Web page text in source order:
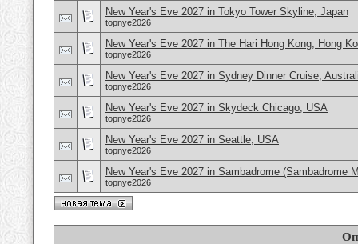
New Year's Eve 2027 in Tokyo Tower Skyline, Japan
topnye2026
New Year's Eve 2027 in The Hari Hong Kong, Hong
topnye2026
New Year's Eve 2027 in Sydney Dinner Cruise,
topnye2026
New Year's Eve 2027 in Skydeck Chicago, USA
topnye2026
New Year's Eve 2027 in Seattle, USA
topnye2026
New Year's Eve 2027 in Sambadrome (Sambadrome
topnye2026